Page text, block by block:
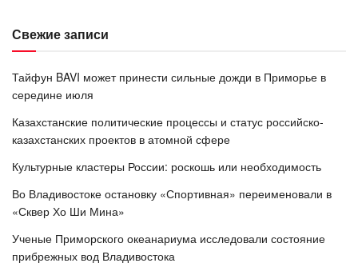
Свежие записи
Тайфун BAVI может принести сильные дожди в Приморье в
середине июля
Казахстанские политические процессы и статус российско-
казахстанских проектов в атомной сфере
Культурные кластеры России: роскошь или необходимость
Во Владивостоке остановку «Спортивная» переименовали в
«Сквер Хо Ши Мина»
Ученые Приморского океанариума исследовали состояние
прибрежных вод Владивостока